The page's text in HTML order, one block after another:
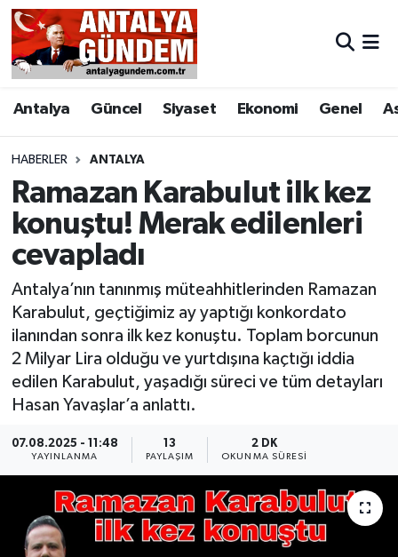
Antalya Güncel Siyaset Ekonomi Genel
HABERLER ANTALYA
Ramazan Karabulut ilk kez
konuştu! Merak edilenleri
cevapladı
Antalya’nın tanınmış müteahhitlerinden Ramazan
Karabulut, geçtiğimiz ay yaptığı konkordato
ilanından sonra ilk kez konuştu. Toplam borcunun
2 Milyar Lira olduğu ve yurtdışına kaçtığı iddia
edilen Karabulut, yaşadığı süreci ve tüm detayları
Hasan Yavaşlar’a anlattı.
07.08.2025 - 11:48
YAYINLANMA
13
PAYLAŞIM
2 DK
OKUNMA SÜRESI
Antalya
Asayiş
Bilim & Teknoloji
Bölge
EĞİTİM
Ekonomi
Genel
Görüntülü Haber
Kültür & Sanat
Magazin
Antalya Nöbetçi Eczaneler
Antalya Hava Durumu
Antalya Namaz Vakitleri
Antalya Trafik Yoğunluk Haritası
Süper Lig Puan Durumu ve Fikstür
Tüm Manşetler
Son Dakika Haberleri
Haber Arşivi